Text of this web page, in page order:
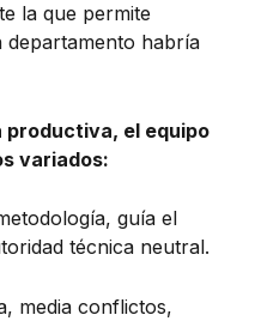
la que permite
departamento habría
productiva, el equipo
variados:
guía el
técnica neutral.
media conflictos,